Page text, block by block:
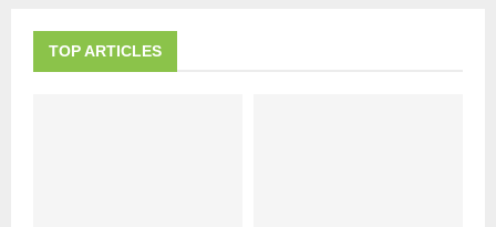
TOP ARTICLES